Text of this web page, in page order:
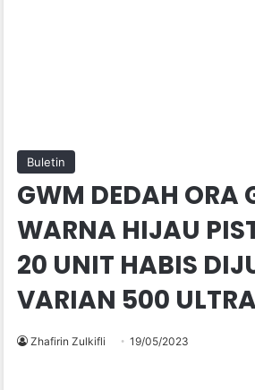
Buletin
GWM DEDAH ORA
WARNA HIJAU
20 UNIT HABIS
VARIAN 500
Zhafirin Zulkifli 19/05/2023